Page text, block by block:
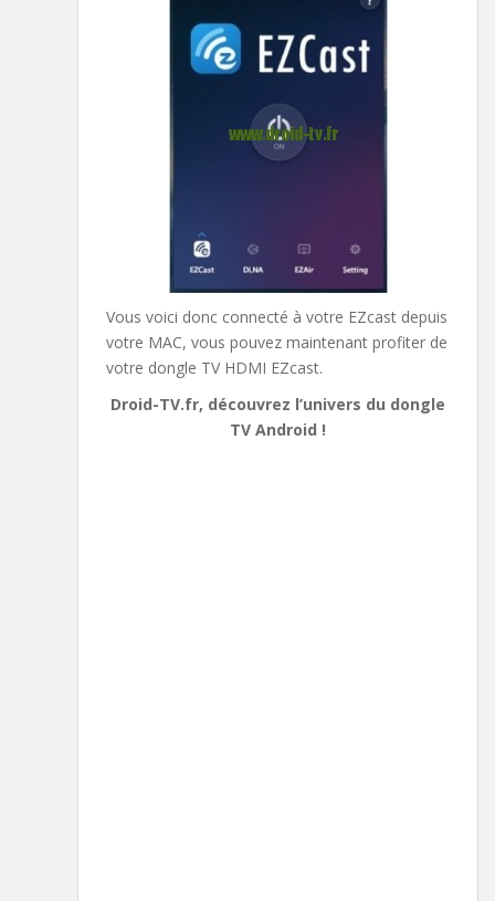
Vous voici donc connecté à votre EZcast depuis
votre MAC, vous pouvez maintenant profiter de
votre dongle TV HDMI EZcast.
Droid-TV.fr, découvrez l’univers du dongle
TV Android !